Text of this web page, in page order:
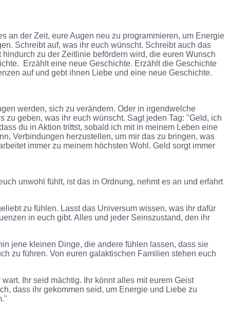
an der Zeit, eure Augen neu zu programmieren, um Energie
Schreibt auf, was ihr euch wünscht. Schreibt auch das
zu der Zeitlinie befördern wird, die euren Wunsch
Erzählt eine neue Geschichte. Erzählt die Geschichte
auf und gebt ihnen Liebe und eine neue Geschichte.
werden, sich zu verändern. Oder in irgendwelche
geben, was ihr euch wünscht. Sagt jeden Tag: "Geld, ich
du in Aktion trittst, sobald ich mit in meinem Leben eine
Verbindungen herzustellen, um mir das zu bringen, was
immer zu meinem höchsten Wohl. Geld sorgt immer
unwohl fühlt, ist das in Ordnung, nehmt es an und erfahrt
zu fühlen. Lasst das Universum wissen, was ihr dafür
in euch gibt. Alles und jeder Seinszustand, den ihr
jene kleinen Dinge, die andere fühlen lassen, dass sie
zu führen. Von euren galaktischen Familien stehen euch
Ihr seid mächtig. Ihr könnt alles mit eurem Geist
dass ihr gekommen seid, um Energie und Liebe zu
"